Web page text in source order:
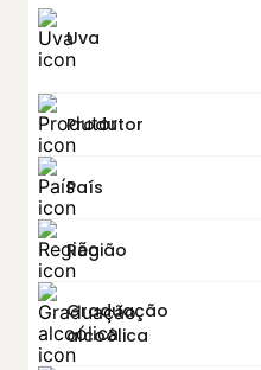
Uva
Produtor
País
Região
Graduação
alcoólica